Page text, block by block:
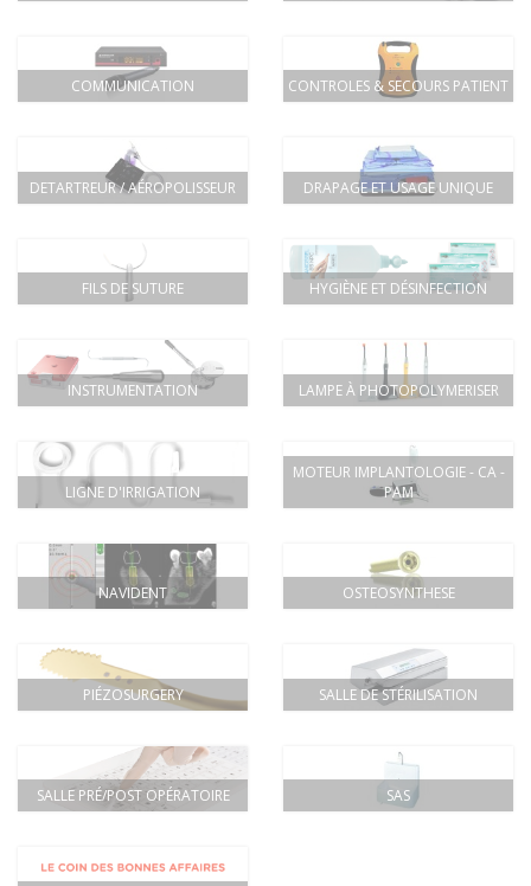
COMMUNICATION CONTROLES & SECOURS PATIENT
DETARTREUR / AÉROPOLISSEUR DRAPAGE ET USAGE UNIQUE
FILS DE SUTURE HYGIÈNE ET DÉSINFECTION
INSTRUMENTATION LAMPE À PHOTOPOLYMERISER
LIGNE D'IRRIGATION
MOTEUR IMPLANTOLOGIE - CA -
PAM
NAVIDENT OSTEOSYNTHESE
PIÉZOSURGERY SALLE DE STÉRILISATION
SALLE PRÉ/POST OPÉRATOIRE SAS